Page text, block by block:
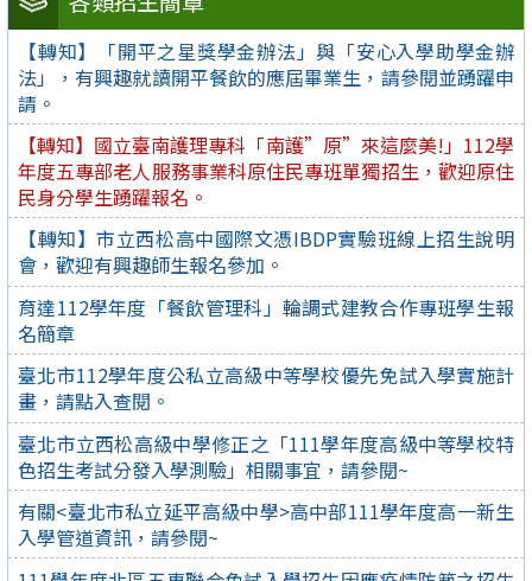
【轉知】「開平之星獎學金辦法」與「安心入學助學金辦
法」，有興趣就讀開平餐飲的應屆畢業生，請參閱並踴躍申
請。
【轉知】國立臺南護理專科「南護”原”來這麼美!」112學
年度五專部老人服務事業科原住民專班單獨招生，歡迎原住
民身分學生踴躍報名。
【轉知】市立西松高中國際文憑IBDP實驗班線上招生說明
會，歡迎有興趣師生報名參加。
育達112學年度「餐飲管理科」輪調式建教合作專班學生報
名簡章
臺北市112學年度公私立高級中等學校優先免試入學實施計
畫，請點入查閱。
臺北市立西松高級中學修正之「111學年度高級中等學校特
色招生考試分發入學測驗」相關事宜，請參閱~
有關<臺北市私立延平高級中學>高中部111學年度高一新生
入學管道資訊，請參閱~